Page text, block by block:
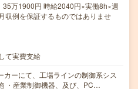
万1900円 時給2040円×実働8h×週
収例を保証するものではありませ
て実費支給
カーにて、工場ラインの制御系シス
・産業制御機器、及び、PC…